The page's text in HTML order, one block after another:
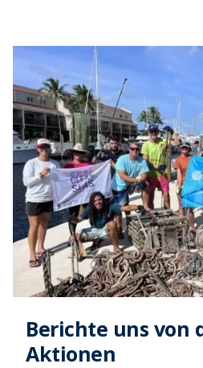
Berichte uns von
Aktionen